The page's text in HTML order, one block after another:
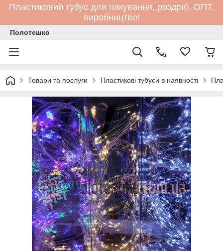
Пластиковий тубус для пакування, роздріб, ОПТ,
виробництво!
Полотешко
Товари та послуги Пластикові тубуси в наявності